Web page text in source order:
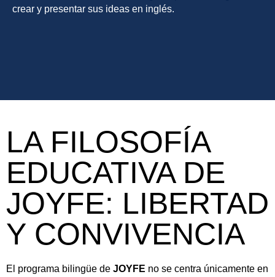
crear y presentar sus ideas en inglés.
LA FILOSOFÍA
EDUCATIVA DE
JOYFE: LIBERTAD
Y CONVIVENCIA
El programa bilingüe de JOYFE no se centra únicamente en